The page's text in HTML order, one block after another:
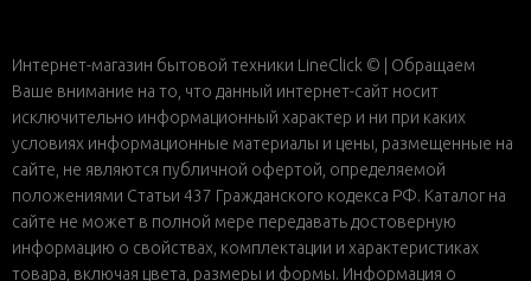
Интернет-магазин бытовой техники LineClick © | Обращаем
Ваше внимание на то, что данный интернет-сайт носит
исключительно информационный характер и ни при каких
условиях информационные материалы и цены, размещенные на
сайте, не являются публичной офертой, определяемой
положениями Статьи 437 Гражданского кодекса РФ. Каталог на
сайте не может в полной мере передавать достоверную
информацию о свойствах, комплектации и характеристиках
товара, включая цвета, размеры и формы. Информация о